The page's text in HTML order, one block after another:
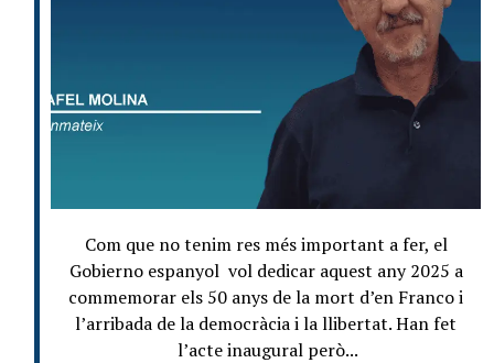
Com que no tenim res més important a fer, el
Gobierno espanyol vol dedicar aquest any 2025 a
commemorar els 50 anys de la mort d’en Franco i
l’arribada de la democràcia i la llibertat. Han fet
l’acte inaugural però...